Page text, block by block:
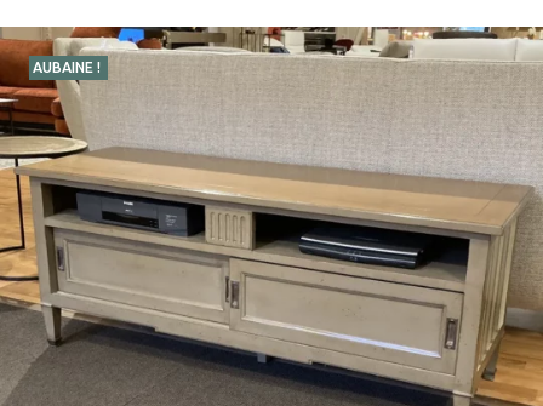
AUBAINE !